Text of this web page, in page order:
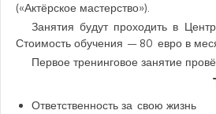
(«Актёрское мастерство»).
Занятия будут проходить в
Стоимость обучения — 80 евро в
Первое тренинговое занятие
Ответственность за свою жизнь